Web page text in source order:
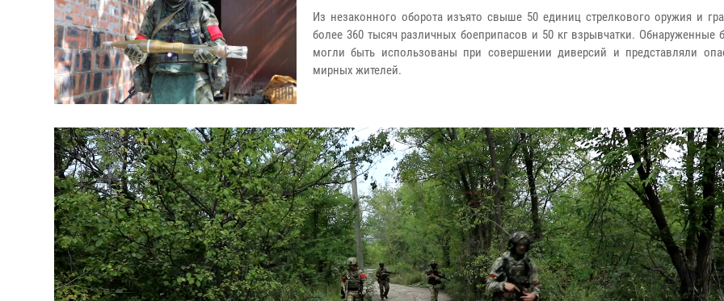
Из незаконного оборота изъято свыше 50 единиц стрелкового оружия и
более 360 тысяч различных боеприпасов и 50 кг взрывчатки. Обнаруженные
могли быть использованы при совершении диверсий и представляли
мирных жителей.